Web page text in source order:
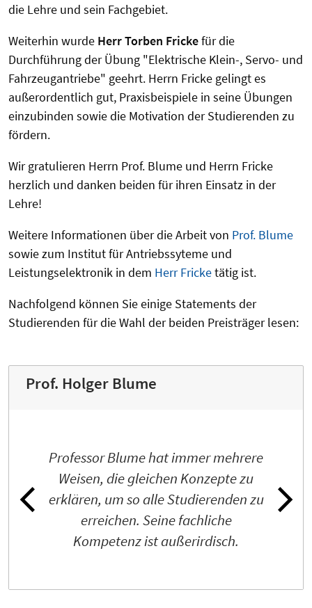
die Lehre und sein Fachgebiet.
Weiterhin wurde Herr Torben Frickefür die
Durchführung der Übung "Elektrische Klein-, Servo- und
Fahrzeugantriebe" geehrt. Herrn Fricke gelingt es
außerordentlich gut, Praxisbeispiele in seine Übungen
einzubinden sowie die Motivation der Studierenden zu
fördern.
Wir gratulieren Herrn Prof. Blume und Herrn Fricke
herzlich und danken beiden für ihren Einsatz in der
Lehre!
Weitere Informationen über die Arbeit von Prof. Blume
sowie zum Institut für Antriebssyteme und
Leistungselektronik in dem Herr Fricketätig ist.
Nachfolgend können Sie einige Statements der
Studierenden für die Wahl der beiden Preisträger lesen:
Prof. Holger Blume
Professor Blume hat immer mehrere
Weisen, die gleichen Konzepte zu
erklären, um so alle Studierenden zu
erreichen. Seine fachliche
Kompetenz ist außerirdisch.